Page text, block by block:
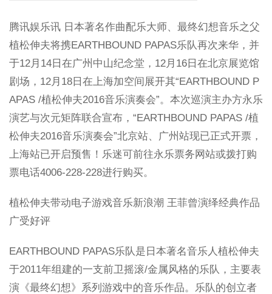
腾讯娱乐讯 日本著名作曲配乐大师、最终幻想音乐之父
植松伸夫将携EARTHBOUND PAPAS乐队再次来华，并
于12月14日在广州中山纪念堂，12月16日在北京展览馆
剧场，12月18日在上海加空间展开其“EARTHBOUND P
APAS /植松伸夫2016音乐演奏会”。本次巡演主办方永乐
演艺与次元矩阵联合宣布，“EARTHBOUND PAPAS /植
松伸夫2016音乐演奏会”北京站、广州站现已正式开票，
上海站已开启预售！乐迷可前往永乐票务网站或拨打购
票电话4006-228-228进行购买。
植松伸夫带动电子游戏音乐新浪潮 王菲曾演绎经典作品
广受好评
EARTHBOUND PAPAS乐队是日本著名音乐人植松伸夫
于2011年组建的一支前卫摇滚/金属风格的乐队，主要表
演《最终幻想》系列游戏中的音乐作品。乐队的创立者